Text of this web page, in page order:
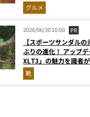
グルメ
2026/06/30 10:00 PR
【スポーツサンダル
ぶりの進化！ アップ
XLT3」の魅力を識者
解説！
靴